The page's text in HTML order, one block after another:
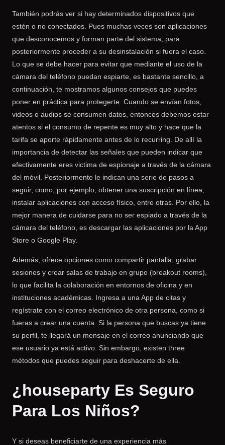
También podrás ver si hay determinados dispositivos que
estén o no conectados. Pues muchas veces son aplicaciones
que desconocemos y forman parte del sistema, para
posteriormente proceder a su desinstalación si fuera el caso.
Lo que se debe hacer para evitar que mediante el uso de la
cámara del teléfono puedan espiarte, es bastante sencillo, a
continuación, te mostramos algunos consejos que puedes
poner en práctica para protegerte. Cuando se envían fotos,
videos o audios se consumen datos, entonces debemos estar
atentos si el consumo de repente es muy alto y hace que la
tarifa se aporte rápidamente antes de lo recurring. De allí la
importancia de detectar las señales que pueden indicar que
efectivamente eres victima de espionaje a través de la cámara
del móvil. Posteriormente le indican una serie de pasos a
seguir, como, por ejemplo, obtener una suscripción en línea,
instalar aplicaciones con acceso físico, entre otras. Por ello, la
mejor manera de cuidarse para no ser espiado a través de la
cámara del teléfono, es descargar las aplicaciones por la App
Store o Google Play.
Además, ofrece opciones como compartir pantalla, grabar
sesiones y crear salas de trabajo en grupo (breakout rooms),
lo que facilita la colaboración en entornos de oficina y en
instituciones académicas. Ingresa a una App de citas y
regístrate con el correo electrónico de otra persona, como si
fueras a crear una cuenta. Si la persona que buscas ya tiene
su perfil, te llegará un mensaje en el correo anunciando que
ese usuario ya está activo. Sin embargo, existen three
métodos que puedes seguir para deshacerte de ella.
¿houseparty Es Seguro
Para Los Niños?
Y si deseas beneficiarte de una experiencia más